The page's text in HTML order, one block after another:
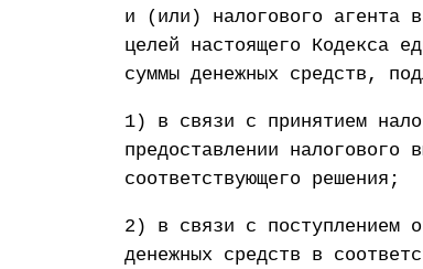
и (или) налогового агента
целей настоящего Кодекса
суммы денежных средств,
1) в связи с принятием
предоставлении
соответствующего решения;
2) в связи с поступлением
денежных средств в